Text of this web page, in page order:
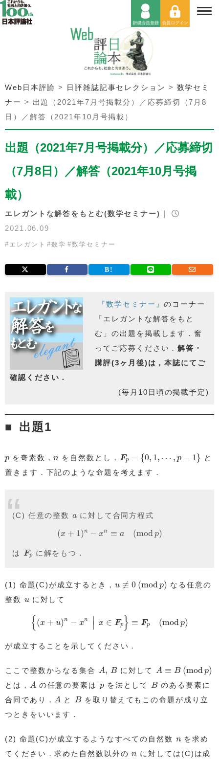
Web日本評論 > 日評雑誌記事セレクション > 数学セミ
ナー > 出題（2021年7月号掲載分）／応募締切（7月8
日）／解答（2021年10月号掲載）
出題（2021年7月号掲載分）／応募締切
（7月8日）／解答（2021年10月号掲
載）
エレガントな解答をもとむ(数学セミナー)｜
2021.06.09
# エレガント #数学 #数学セミナー
『数学セミナー』のコーナー
「エレガントな解答をもと
む」の出題を掲載します．奮
ってご応募ください．解答・
講評(3ヶ月後)は，本誌にてご
確認ください．
(毎月10日頃の掲載予定)
出題1
p
p を奇素数，n
n を自然数とし， Fp = {0, 1, ⋯ , p − 1}
Fp 0,1 ⋯
と
置きます．下記のような命題を考えます．
(C) 任意の整数 a
a に対して合同方程式
(x + 1)n − xn ≡ a (modp)
( x+1 xn mod
は Fp
Fp に解をもつ．
(1) 命題(C)が成立するとき，u ≢ 0 (modp)
≢ 0 (modp
なる任意の
整数 u
uに対して
{ (x + u)n − xn ∣∣ x ∈ Fp} ≡ Fp (modp)
n ≡
が成立することを示してください．
ここで整数からなる集合 A, B
A B に対して A ≡ B (modp)
A (mod p)
とは， A
A の任意の要素は p
pを法として B
B のある要素に
合同であり， A
A と B
B を取り替えてもこの命題が成り立
つときをいいます．
(2) 命題(C)が成立するようなすべての自然数 n
nを求め
てください．求めた自然数以外のn
n に対しては(C)は成